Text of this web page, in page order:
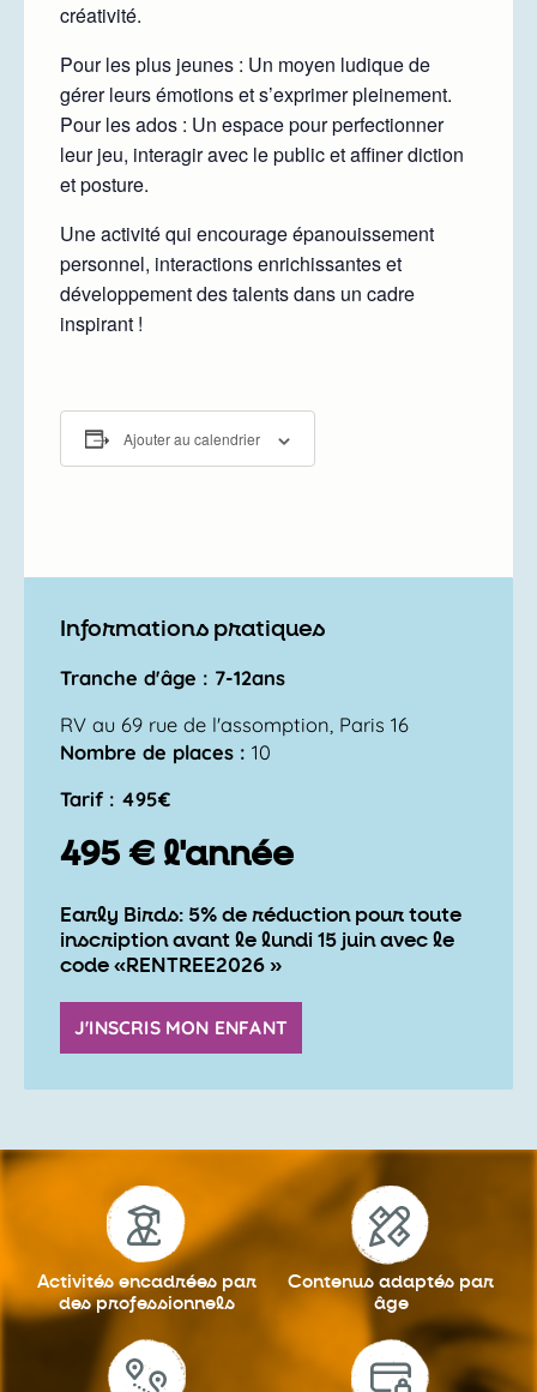
créativité.
Pour les plus jeunes : Un moyen ludique de
gérer leurs émotions et s’exprimer pleinement.
Pour les ados : Un espace pour perfectionner
leur jeu, interagir avec le public et affiner diction
et posture.
Une activité qui encourage épanouissement
personnel, interactions enrichissantes et
développement des talents dans un cadre
inspirant !
Ajouter au calendrier
Informations pratiques
Tranche d'âge : 7-12ans
RV au 69 rue de l'assomption, Paris 16
Nombre de places : 10
Tarif : 495€
495 € l'année
Early Birds: 5% de réduction pour toute
inscription avant le lundi 15 juin avec le
code «RENTREE2026 »
J'INSCRIS MON ENFANT
Activités encadrées par
des professionnels
Contenus adaptés par
âge